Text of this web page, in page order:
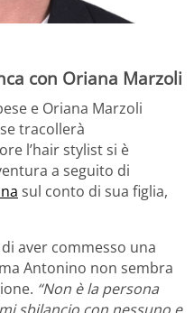
con Oriana Marzoli
e Oriana Marzoli
tracollerà
l’hair stylist si è
a seguito di
sul conto di sua figlia,
aver commesso una
Antonino non sembra
“Non è la persona